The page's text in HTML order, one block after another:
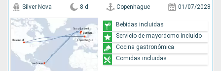
Silver Nova 8 d Copenhague 01/07/2028
Bebidas incluidas
Servicio de mayordomo incluido
Cocina gastronómica
Comidas incluidas